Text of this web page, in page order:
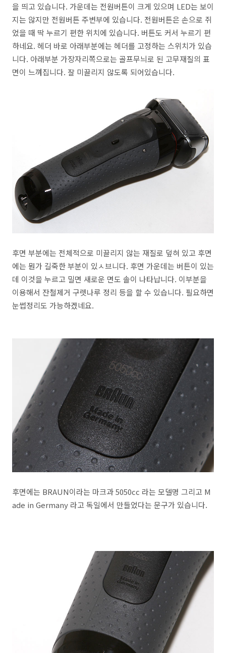
을 띄고 있습니다. 가운데는 전원버튼이 크게 있으며 LED는 보이
지는 않지만 전원버튼 주변부에 있습니다. 전원버튼은 손으로 쥐
었을 때 딱 누르기 편한 위치에 있습니다. 버튼도 커서 누르기 편
하네요. 헤더 바로 아래부분에는 헤더를 고정하는 스위치가 있습
니다. 아래부분 가장자리쪽으로는 골프무늬로 된 고무재질의 표
면이 느껴집니다. 잘 미끌리지 않도록 되어있습니다.
후면 부분에는 전체적으로 미끌리지 않는 재질로 덮혀 있고 후면
에는 뭔가 길죽한 부분이 있ㅅ브니다. 후면 가운데는 버튼이 있는
데 이것을 누르고 밀면 새로운 면도 솔이 나타납니다. 이부분을
이용해서 잔철제거 구렛나루 정리 등을 할 수 있습니다. 필요하면
눈썹정리도 가능하겠네요.
후면에는 BRAUN이라는 마크과 5050cc 라는 모델명 그리고 M
ade in Germany 라고 독일에서 만들었다는 문구가 있습니다.